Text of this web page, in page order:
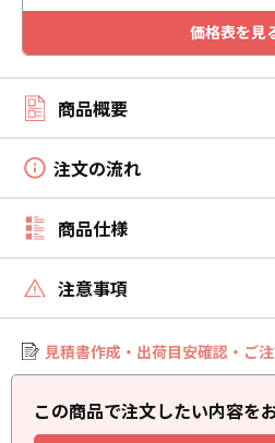
価格表を見
商品概要
注文の流れ
商品仕様
注意事項
見積書作成・出荷目安確認・ご
この商品で注文したい内容を